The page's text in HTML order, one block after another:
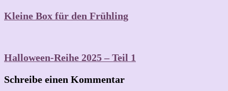
Kleine Box für den Frühling
Halloween-Reihe 2025 – Teil 1
Schreibe einen Kommentar